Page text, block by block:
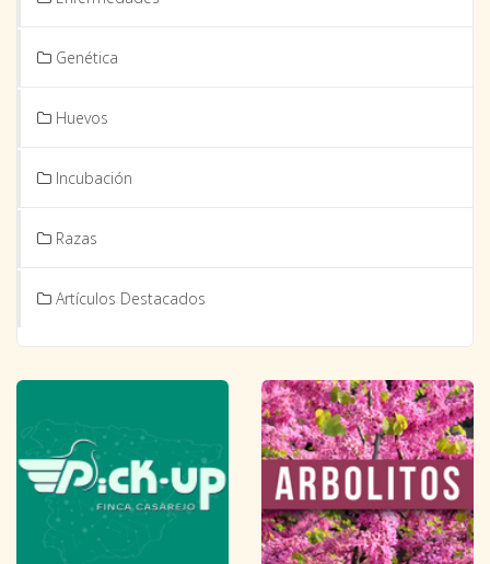
Genética
Huevos
Incubación
Razas
Artículos Destacados